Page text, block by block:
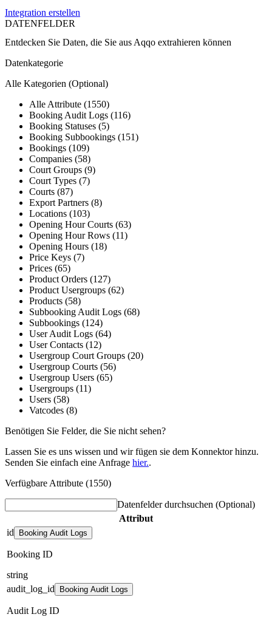
Integration erstellen
DATENFELDER
Entdecken Sie Daten, die Sie aus Aqqo extrahieren können
Datenkategorie
Alle Kategorien (Optional)
Alle Attribute (1550)
Booking Audit Logs (116)
Booking Statuses (5)
Booking Subbookings (151)
Bookings (109)
Companies (58)
Court Groups (9)
Court Types (7)
Courts (87)
Export Partners (8)
Locations (103)
Opening Hour Courts (63)
Opening Hour Rows (11)
Opening Hours (18)
Price Keys (7)
Prices (65)
Product Orders (127)
Product Usergroups (62)
Products (58)
Subbooking Audit Logs (68)
Subbookings (124)
User Audit Logs (64)
User Contacts (12)
Usergroup Court Groups (20)
Usergroup Courts (56)
Usergroup Users (65)
Usergroups (11)
Users (58)
Vatcodes (8)
Benötigen Sie Felder, die Sie nicht sehen?
Lassen Sie es uns wissen und wir fügen sie dem Konnektor hinzu.
Senden Sie einfach eine Anfrage hier..
Verfügbare Attribute (1550)
Datenfelder durchsuchen (Optional)
Attribut
id
Booking Audit Logs
Booking ID
string
audit_log_id
Booking Audit Logs
Audit Log ID